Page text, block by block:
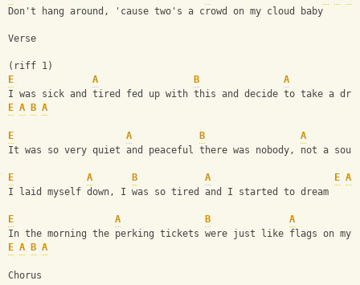
Don't hang around, 'cause two's a crowd on my cloud baby
Verse
(riff 1)
E
A B
A
I was sick and tired fed up with this and decide to take a
E A B A
E A B
A
It was so very quiet and peaceful there was nobody, not a soul
E A B A E A
I laid myself down, I was so tired and I started to dream
E A B
A
In the morning the perking tickets were just like flags on my
E A B A
Chorus